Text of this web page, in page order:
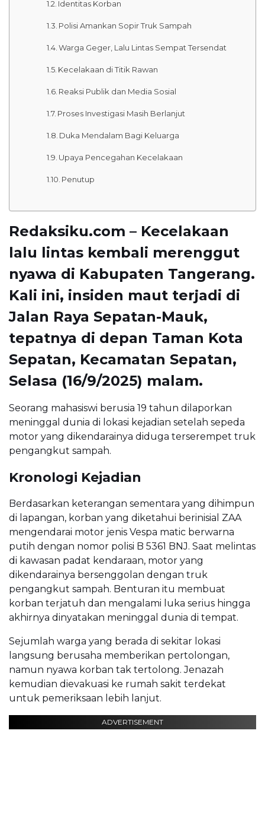
Identitas Korban
Polisi Amankan Sopir Truk Sampah
Warga Geger, Lalu Lintas Sempat Tersendat
Kecelakaan di Titik Rawan
Reaksi Publik dan Media Sosial
Proses Investigasi Masih Berlanjut
Duka Mendalam Bagi Keluarga
Upaya Pencegahan Kecelakaan
Penutup
Redaksiku.com – Kecelakaan
lalu lintas kembali merenggut
nyawa di Kabupaten Tangerang.
Kali ini, insiden maut terjadi di
Jalan Raya Sepatan-Mauk,
tepatnya di depan Taman Kota
Sepatan, Kecamatan Sepatan,
Selasa (16/9/2025) malam.
Seorang mahasiswi berusia 19 tahun dilaporkan
meninggal dunia di lokasi kejadian setelah sepeda
motor yang dikendarainya diduga terserempet truk
pengangkut sampah.
Kronologi Kejadian
Berdasarkan keterangan sementara yang dihimpun
di lapangan, korban yang diketahui berinisial ZAA
mengendarai motor jenis Vespa matic berwarna
putih dengan nomor polisi B 5361 BNJ. Saat melintas
di kawasan padat kendaraan, motor yang
dikendarainya bersenggolan dengan truk
pengangkut sampah. Benturan itu membuat
korban terjatuh dan mengalami luka serius hingga
akhirnya dinyatakan meninggal dunia di tempat.
Sejumlah warga yang berada di sekitar lokasi
langsung berusaha memberikan pertolongan,
namun nyawa korban tak tertolong. Jenazah
kemudian dievakuasi ke rumah sakit terdekat
untuk pemeriksaan lebih lanjut.
ADVERTISEMENT